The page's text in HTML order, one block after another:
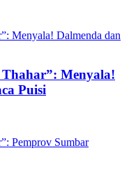
Menyala!
Puisi